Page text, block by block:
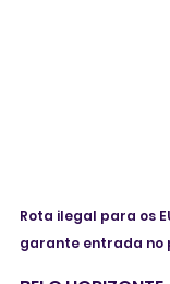
Rota ilegal para os
garante entrada no